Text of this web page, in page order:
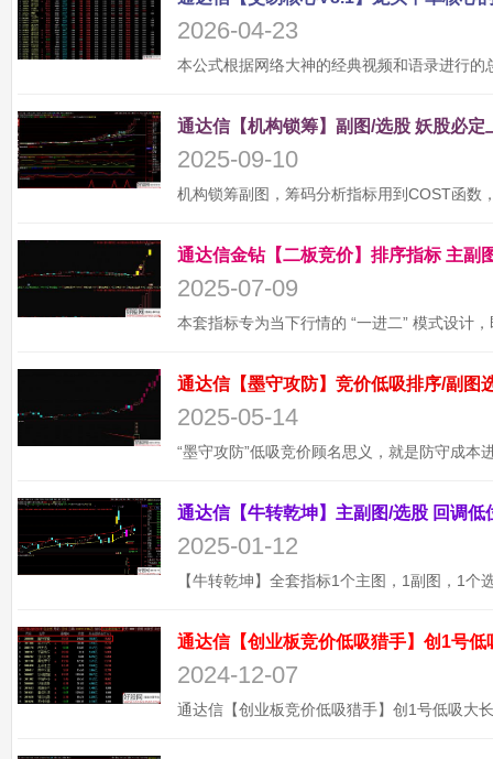
2026-04-23
2025-09-10
2025-07-09
2025-05-14
2025-01-12
通达信【创业板竞价低吸猎手】创1号
2024-12-07